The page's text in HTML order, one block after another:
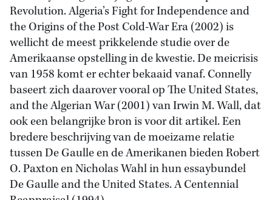
Revolution. Algeria’s Fight for Independence and
the Origins of the Post Cold-War Era (2002) is
wellicht de meest prikkelende studie over de
Amerikaanse opstelling in de kwestie. De meicrisis
van 1958 komt er echter bekaaid vanaf. Connelly
baseert zich daarover vooral op The United States,
and the Algerian War (2001) van Irwin M. Wall, dat
ook een belangrijke bron is voor dit artikel. Een
bredere beschrijving van de moeizame relatie
tussen De Gaulle en de Amerikanen bieden Robert
O. Paxton en Nicholas Wahl in hun essaybundel
De Gaulle and the United States. A Centennial